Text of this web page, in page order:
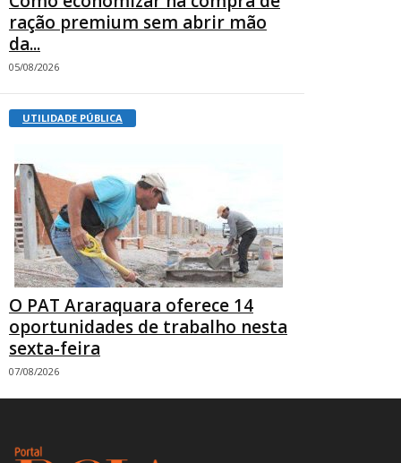
ração premium sem abrir mão
da...
05/08/2026
UTILIDADE PÚBLICA
O PAT Araraquara oferece 14
oportunidades de trabalho nesta
sexta-feira
07/08/2026